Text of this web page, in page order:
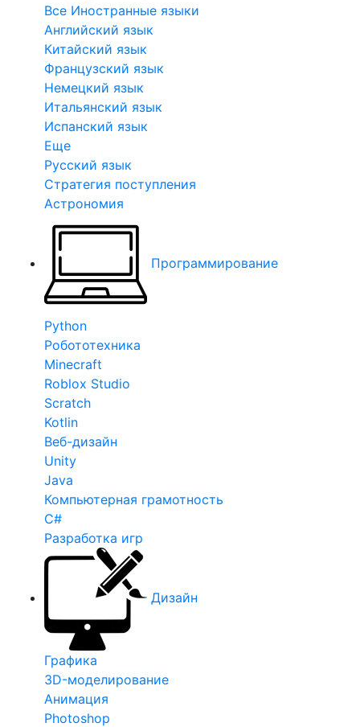
Все Иностранные языки
Английский язык
Китайский язык
Французский язык
Немецкий язык
Итальянский язык
Испанский язык
Еще
Русский язык
Стратегия поступления
Астрономия
Программирование
Python
Робототехника
Minecraft
Roblox Studio
Scratch
Kotlin
Веб-дизайн
Unity
Java
Компьютерная грамотность
C#
Разработка игр
Дизайн
Графика
3D-моделирование
Анимация
Photoshop